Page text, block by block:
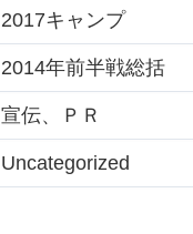
2017キャンプ
2014年前半戦総括
宣伝、ＰＲ
Uncategorized